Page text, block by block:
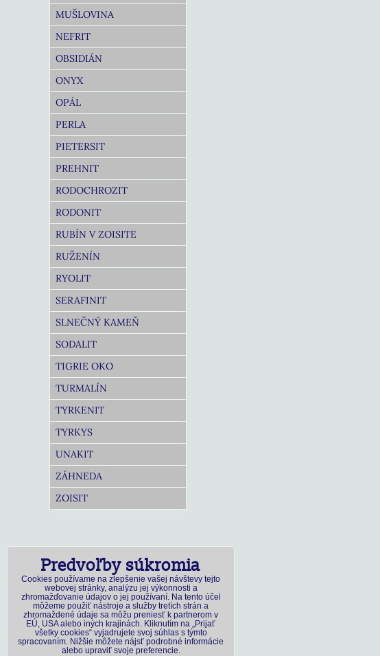
MUŠLOVINA
NEFRIT
OBSIDIÁN
ONYX
OPÁL
PERLA
PIETERSIT
PREHNIT
RODOCHROZIT
RODONIT
RUBÍN V ZOISITE
RUŽENÍN
RYOLIT
SERAFINIT
SLNEČNÝ KAMEŇ
SODALIT
TIGRIE OKO
TURMALÍN
TYRKENIT
TYRKYS
UNAKIT
ZÁHNEDA
ZOISIT
Predvoľby súkromia
Cookies používame na zlepšenie vašej návštevy tejto
webovej stránky, analýzu jej výkonnosti a
zhromažďovanie údajov o jej používaní. Na tento účel
môžeme použiť nástroje a služby tretích strán a
zhromaždené údaje sa môžu preniesť k partnerom v
EÚ, USA alebo iných krajinách. Kliknutím na „Prijať
všetky cookies“ vyjadrujete svoj súhlas s týmto
spracovaním. Nižšie môžete nájsť podrobné informácie
alebo upraviť svoje preferencie.